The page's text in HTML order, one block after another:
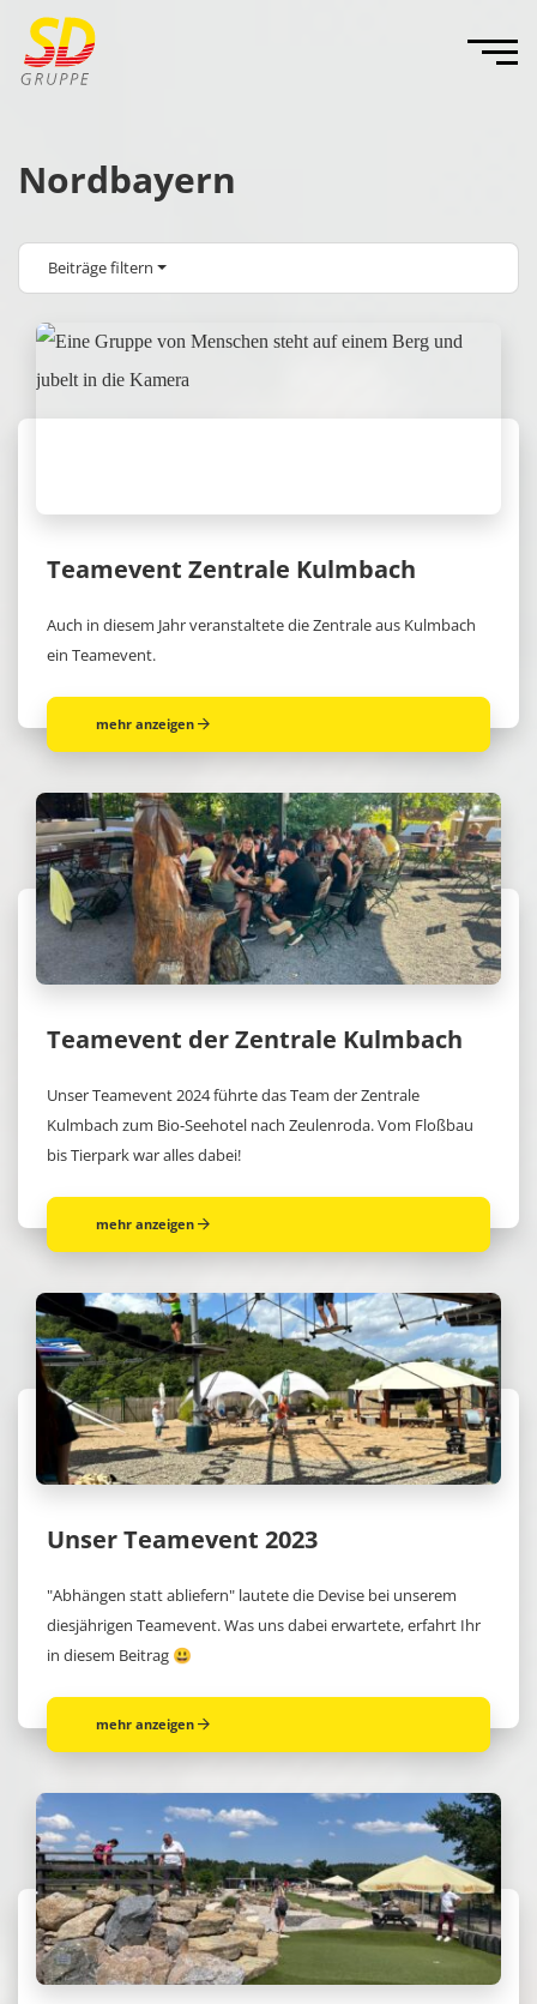
Nordbayern
Beiträge filtern
Teamevent Zentrale Kulmbach
Auch in diesem Jahr veranstaltete die Zentrale aus Kulmbach
ein Teamevent.
mehr anzeigen
Teamevent der Zentrale Kulmbach
Unser Teamevent 2024 führte das Team der Zentrale
Kulmbach zum Bio-Seehotel nach Zeulenroda. Vom Floßbau
bis Tierpark war alles dabei!
mehr anzeigen
Unser Teamevent 2023
"Abhängen statt abliefern" lautete die Devise bei unserem
diesjährigen Teamevent. Was uns dabei erwartete, erfahrt Ihr
in diesem Beitrag 😃
mehr anzeigen